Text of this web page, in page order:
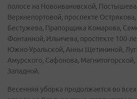
полосе на Новоивановской,
Верхнепортовой, проспекте
Бестужева, Прапорщика Комарова,
Фонтанной, Ильичева, проспекте 100-
Южно-Уральской, Анны Щетининой,
Амурского, Сафонова, Магнитогорской,
Западной.
Весенняя уборка продолжается во всех